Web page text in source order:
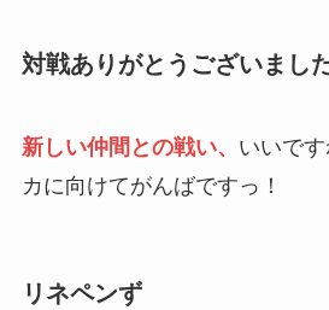
対戦ありがとうございまし
新しい仲間との戦い、 いいで
カに向けてがんばですっ！
リネペンず